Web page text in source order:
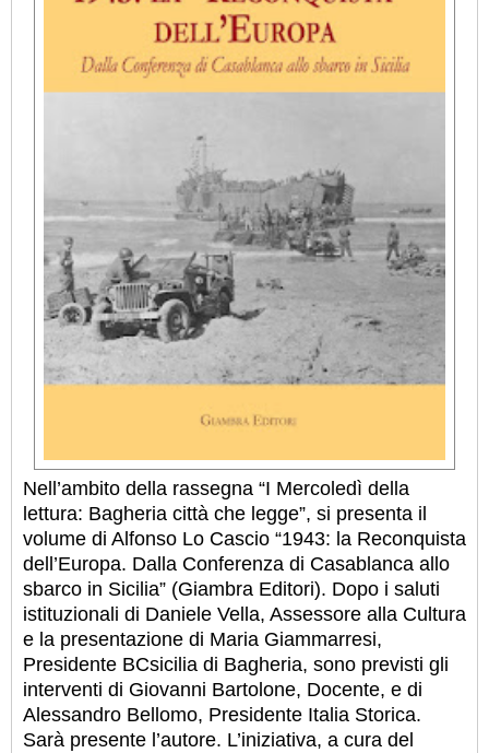
Nell’ambito della rassegna “I Mercoledì della
lettura: Bagheria città che legge”, si presenta il
volume di Alfonso Lo Cascio “1943: la Reconquista
dell’Europa. Dalla Conferenza di Casablanca allo
sbarco in Sicilia” (Giambra Editori). Dopo i saluti
istituzionali di Daniele Vella, Assessore alla Cultura
e la presentazione di Maria Giammarresi,
Presidente BCsicilia di Bagheria, sono previsti gli
interventi di Giovanni Bartolone, Docente, e di
Alessandro Bellomo, Presidente Italia Storica.
Sarà presente l’autore. L’iniziativa, a cura del